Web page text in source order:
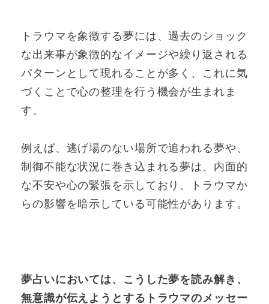
トラウマを象徴する夢には、過去のショック
な出来事が象徴的なイメージや繰り返される
パターンとして現れることが多く、これに気
づくことで心の整理を行う機会が生まれま
す。
例えば、逃げ場のない場所で追われる夢や、
制御不能な状況に巻き込まれる夢は、内面的
な不安や心の緊張を示しており、トラウマか
らの影響を暗示している可能性があります。
夢占いにおいては、こうした夢を読み解き、
無意識が伝えようとするトラウマのメッセー